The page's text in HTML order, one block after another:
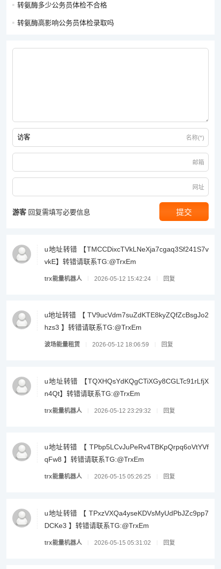
转氨酶多少公务员体检不合格
转氨酶高影响公务员体检录取吗
名称(*)
邮箱
网址
游客 回复需填写必要信息
u地址转错 【TMCCDixcTVkLNeXja7cgaq3Sf241S7v
vkE】转错请联系TG:@TrxEm
trx能量机器人 2026-05-12 15:42:24 回复
u地址转错 【 TV9ucVdm7suZdKTE8kyZQfZcBsgJo2
hzs3 】转错请联系TG:@TrxEm
波场能量租赁 2026-05-12 18:06:59 回复
u地址转错 【TQXHQsYdKQgCTiXGy8CGLTc91rLfjX
n4Qt】转错请联系TG:@TrxEm
trx能量机器人 2026-05-12 23:29:32 回复
u地址转错 【 TPbp5LCvJuPeRv4TBKpQrpq6oVtYVf
qFw8 】转错请联系TG:@TrxEm
trx能量机器人 2026-05-15 05:26:25 回复
u地址转错 【 TPxzVXQa4yseKDVsMyUdPbJZc9pp7
DCKe3 】转错请联系TG:@TrxEm
trx能量机器人 2026-05-15 05:31:02 回复